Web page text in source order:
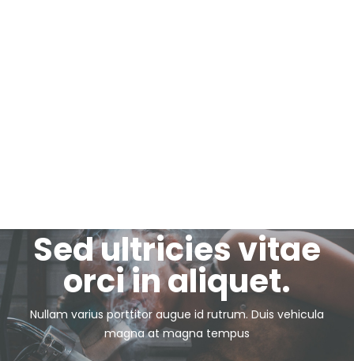
Sed ultricies vitae
orci in aliquet.
Nullam varius porttitor augue id rutrum. Duis vehicula
magna at magna tempus